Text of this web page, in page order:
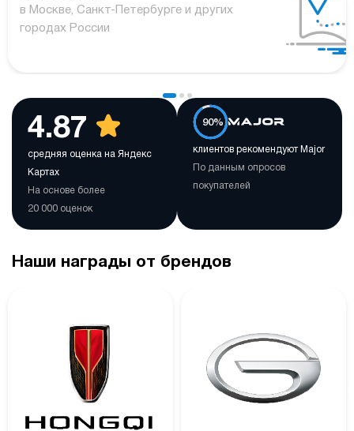
в Москве, Санкт-Петербурге и других
городах России
4.87
средняя оценка на Яндекс
Картах
На основе более
20 000 оценок
90%
клиентов рекомендуют Major
По данным опросов
покупателей
Наши награды от брендов